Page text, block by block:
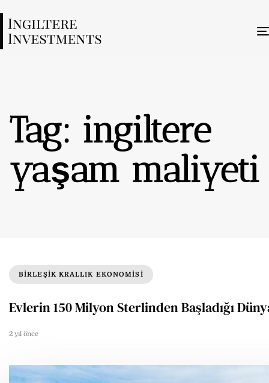
Tag: ingiltere
yaşam maliyeti
BIRLEŞIK KRALLIK EKONOMISI
Evlerin 150 Milyon Sterlinden Başladığı
2 yıl önce